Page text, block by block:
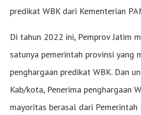
predikat WBK dari Kementerian
Di tahun 2022 ini, Pemprov Jatim
satunya pemerintah provinsi yang
penghargaan predikat WBK. Dan
Kab/kota, Penerima penghargaan
mayoritas berasal dari Pemerintah